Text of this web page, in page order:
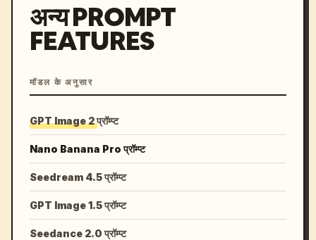
अन्य PROMPT
FEATURES
मॉडल के अनुसार
GPT Image 2 प्रॉम्प्ट
Nano Banana Pro प्रॉम्प्ट
Seedream 4.5 प्रॉम्प्ट
GPT Image 1.5 प्रॉम्प्ट
Seedance 2.0 प्रॉम्प्ट